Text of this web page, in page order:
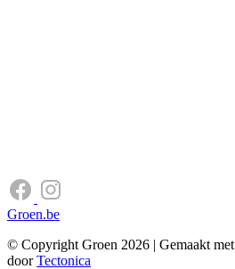
Groen.be
© Copyright Groen 2026 | Gemaakt met
doorTectonica